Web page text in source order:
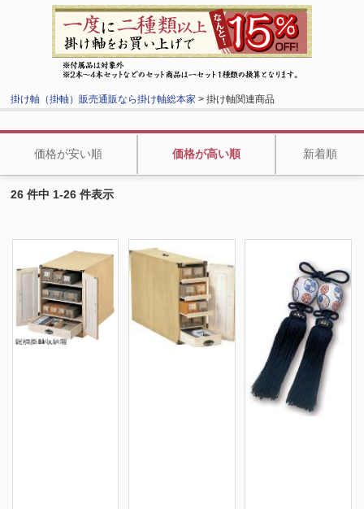
掛け軸（掛軸）販売通販なら掛け軸総本家 > 掛け軸関連商品
価格が安い順 価格が高い順 新着順
26 件中 1-26 件表示